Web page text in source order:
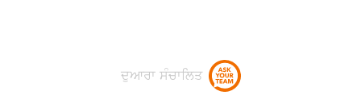
ਦੁਆਰਾ ਸੰਚਾਲਿਤ